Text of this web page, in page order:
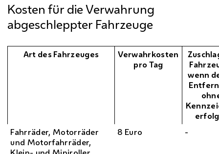
Kosten für die Verwahrung
abgeschleppter Fahrzeuge
Art des Fahrzeuges
Verwahrkosten
pro Tag
wenn
Fahrräder, Motorräder
und Motorfahrräder,
8 Euro -